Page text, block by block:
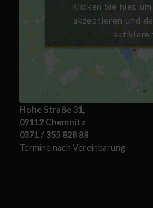
Klicken Sie hier,
akzeptieren und
Hohe Straße 31,
09112 Chemnitz
0371 / 355 828 88
Termine nach Vereinbarung